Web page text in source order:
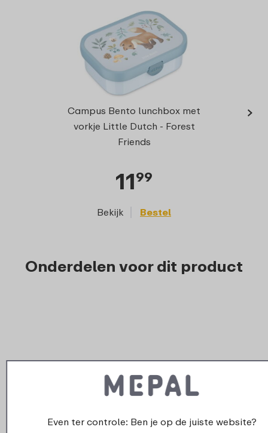
Campus Bento lunchbox met
vorkje Little Dutch - Forest
Friends
1199
Bekijk Bestel
›
Onderdelen voor dit product
Even ter controle: Ben je op de juiste website?